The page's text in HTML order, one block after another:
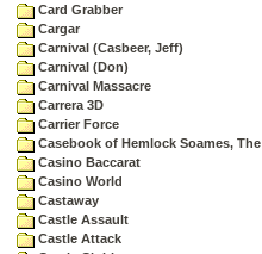
Card Grabber
Cargar
Carnival (Casbeer, Jeff)
Carnival (Don)
Carnival Massacre
Carrera 3D
Carrier Force
Casebook of Hemlock Soames, The
Casino Baccarat
Casino World
Castaway
Castle Assault
Castle Attack